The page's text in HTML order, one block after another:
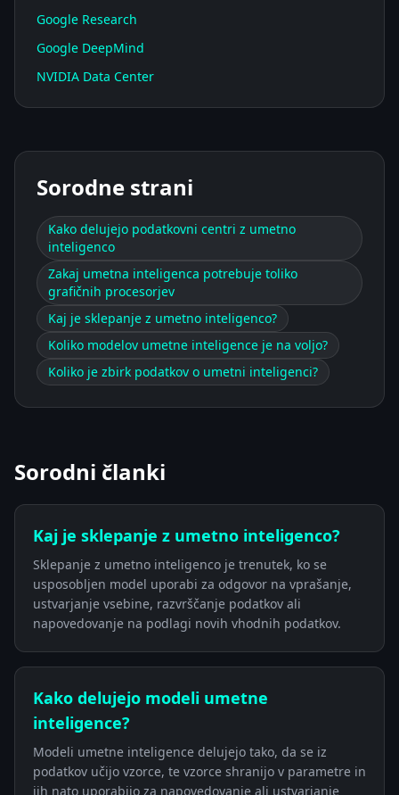
Google Research
Google DeepMind
NVIDIA Data Center
Sorodne strani
Kako delujejo podatkovni centri z umetno
inteligenco
Zakaj umetna inteligenca potrebuje toliko
grafičnih procesorjev
Kaj je sklepanje z umetno inteligenco?
Koliko modelov umetne inteligence je na voljo?
Koliko je zbirk podatkov o umetni inteligenci?
Sorodni članki
Kaj je sklepanje z umetno inteligenco?
Sklepanje z umetno inteligenco je trenutek, ko se
usposobljen model uporabi za odgovor na vprašanje,
ustvarjanje vsebine, razvrščanje podatkov ali
napovedovanje na podlagi novih vhodnih podatkov.
Kako delujejo modeli umetne
inteligence?
Modeli umetne inteligence delujejo tako, da se iz
podatkov učijo vzorce, te vzorce shranijo v parametre in
jih nato uporabijo za napovedovanje ali ustvarjanje